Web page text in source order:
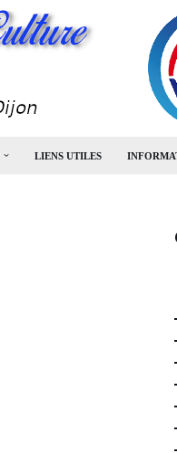
LIENS UTILES